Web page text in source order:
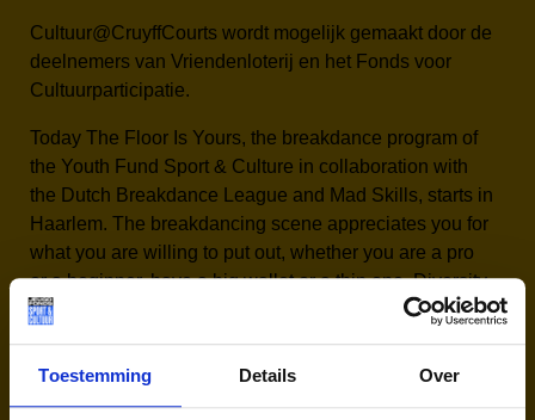
Toestemming Details Over
Cultuur@CruyffCourts wordt mogelijk gemaakt door de
deelnemers van Vriendenloterij en het Fonds voor
Cultuurparticipatie.
Today The Floor Is Yours, the breakdance program of
the Youth Fund Sport & Culture in collaboration with
the Dutch Breakdance League and Mad Skills, starts in
Haarlem. The breakdancing scene appreciates you for
what you are willing to put out, whether you are a pro
or a beginner, have a big wallet or a thin one. Diversity
is a given, you can be there. Under the guidance of
Triple ThreaT with 10 free lessons to learn moves